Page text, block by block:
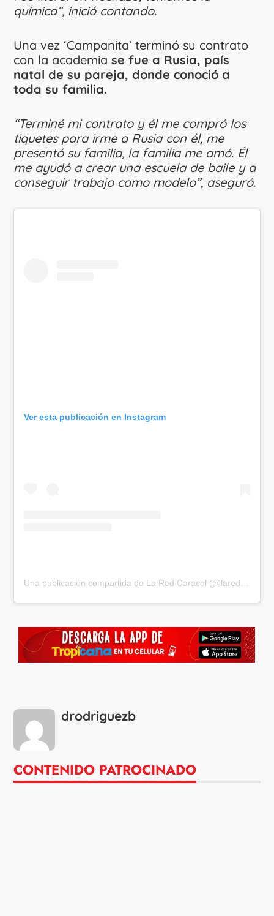
química”, inició contando.
Una vez ‘Campanita’ terminó su contrato
con la academiase fue a Rusia, país
natal de su pareja, donde conoció a
toda su familia.
“Terminé mi contrato y él me compró los
tiquetes para irme a Rusia con él, me
presentó su familia, la familia me amó. Él
me ayudó a crear una escuela de baile y a
conseguir trabajo como modelo”, aseguró.
Ver esta publicación en Instagram
drodriguezb
CONTENIDO PATROCINADO